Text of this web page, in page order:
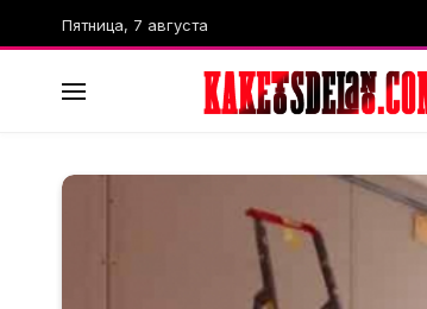
Пятница, 7 августа